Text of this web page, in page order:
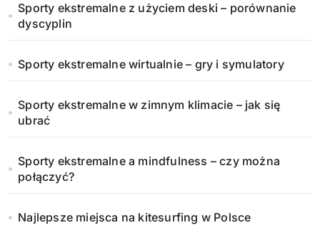
Sporty ekstremalne z użyciem deski – porównanie
dyscyplin
Sporty ekstremalne wirtualnie – gry i symulatory
Sporty ekstremalne w zimnym klimacie – jak się
ubrać
Sporty ekstremalne a mindfulness – czy można
połączyć?
Najlepsze miejsca na kitesurfing w Polsce